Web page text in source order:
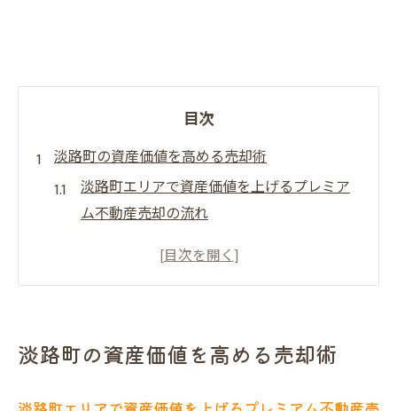
目次
淡路町の資産価値を高める売却術
淡路町エリアで資産価値を上げるプレミア
ム不動産売却の流れ
プレミアム不動産売却で失敗しないための
物件タイプ別の売却戦略で差をつける
淡路町の資産価値を高める売却術